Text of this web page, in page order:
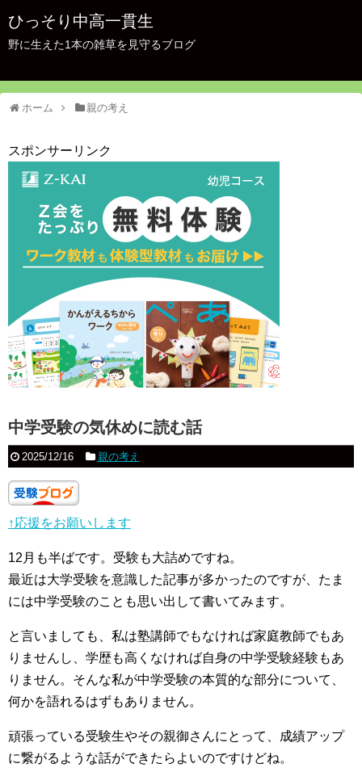
ひっそり中高一貫生
野に生えた1本の雑草を見守るブログ
ホーム 親の考え
スポンサーリンク
中学受験の気休めに読む話
2025/12/16 親の考え
↑応援をお願いします
12月も半ばです。受験も大詰めですね。
最近は大学受験を意識した記事が多かったのですが、たま
には中学受験のことも思い出して書いてみます。
と言いましても、私は塾講師でもなければ家庭教師でもあ
りませんし、学歴も高くなければ自身の中学受験経験もあ
りません。そんな私が中学受験の本質的な部分について、
何かを語れるはずもありません。
頑張っている受験生やその親御さんにとって、成績アップ
に繋がるような話ができたらよいのですけどね。